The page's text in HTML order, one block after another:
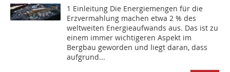
1 Einleitung Die Energiemengen für die
Erzvermahlung machen etwa 2 % des
weltweiten Energieaufwands aus. Das ist zu
einem immer wichtigeren Aspekt im
Bergbau geworden und liegt daran, dass
aufgrund...